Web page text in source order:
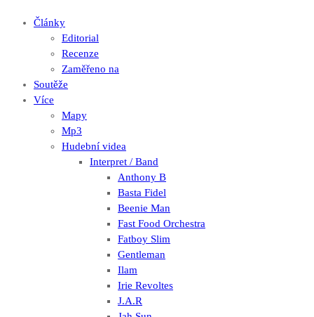
Články
Editorial
Recenze
Zaměřeno na
Soutěže
Více
Mapy
Mp3
Hudební videa
Interpret / Band
Anthony B
Basta Fidel
Beenie Man
Fast Food Orchestra
Fatboy Slim
Gentleman
Ilam
Irie Revoltes
J.A.R